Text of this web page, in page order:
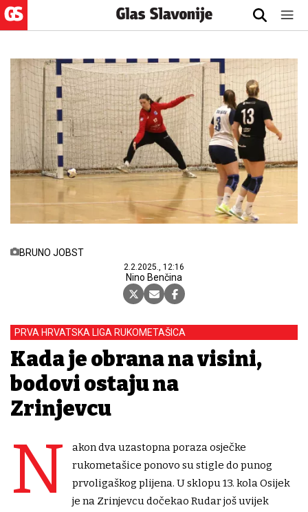
BRUNO JOBST
2.2.2025., 12:16
Nino Benčina
PRVA HRVATSKA LIGA RUKOMETAŠICA
Kada je obrana na visini,
bodovi ostaju na
Zrinjevcu
N
akon dva uzastopna poraza osječke
rukometašice ponovo su stigle do punog
prvoligaškog plijena. U sklopu 13. kola Osijek
je na Zrinjevcu dočekao Rudar još uvijek